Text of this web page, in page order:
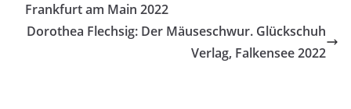
Frankfurt am Main 2022
Dorothea Flechsig: Der Mäuseschwur. Glückschuh
Verlag, Falkensee 2022